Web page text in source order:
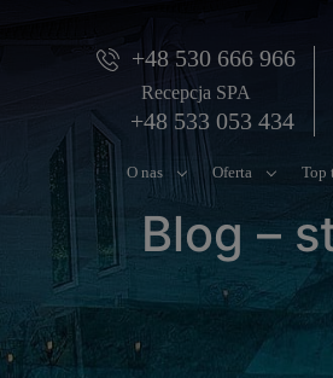
+48 530 666 966
Recepcja SPA
+48 533 053 434
O nas Oferta Top
Blog –